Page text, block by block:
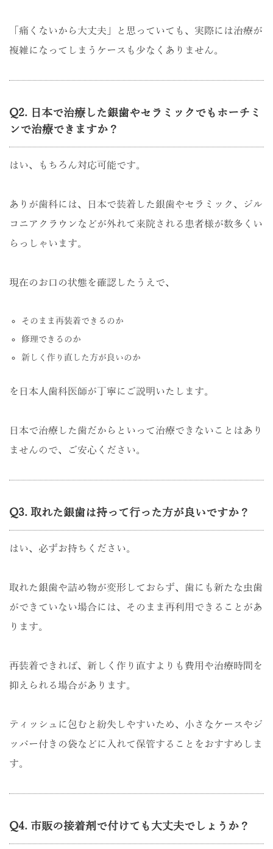
「痛くないから大丈夫」と思っていても、実際には治療が
複雑になってしまうケースも少なくありません。
Q2. 日本で治療した銀歯やセラミックでもホーチミ
ンで治療できますか？
はい、もちろん対応可能です。
ありが歯科には、日本で装着した銀歯やセラミック、ジル
コニアクラウンなどが外れて来院される患者様が数多くい
らっしゃいます。
現在のお口の状態を確認したうえで、
そのまま再装着できるのか
修理できるのか
新しく作り直した方が良いのか
を日本人歯科医師が丁寧にご説明いたします。
日本で治療した歯だからといって治療できないことはあり
ませんので、ご安心ください。
Q3. 取れた銀歯は持って行った方が良いですか？
はい、必ずお持ちください。
取れた銀歯や詰め物が変形しておらず、歯にも新たな虫歯
ができていない場合には、そのまま再利用できることがあ
ります。
再装着できれば、新しく作り直すよりも費用や治療時間を
抑えられる場合があります。
ティッシュに包むと紛失しやすいため、小さなケースやジ
ッパー付きの袋などに入れて保管することをおすすめしま
す。
Q4. 市販の接着剤で付けても大丈夫でしょうか？